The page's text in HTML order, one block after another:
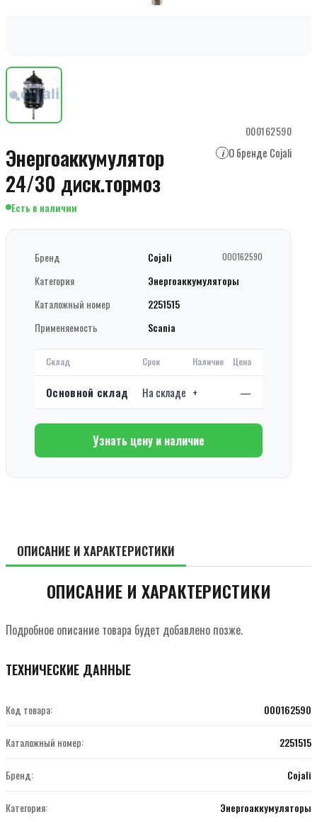
000162590
Энергоаккумулятор
24/30 диск.тормоз
i О бренде Cojali
Есть в наличии
Бренд Cojali 000162590
Категория
Энергоаккумуляторы
Каталожный номер
2251515
Применяемость
Scania
Склад Срок Наличие Цена
Основной склад На складе + —
Узнать цену и наличие
ОПИСАНИЕ И ХАРАКТЕРИСТИКИ
ОПИСАНИЕ И ХАРАКТЕРИСТИКИ
Подробное описание товара будет добавлено позже.
ТЕХНИЧЕСКИЕ ДАННЫЕ
Код товара: 000162590
Каталожный номер: 2251515
Бренд: Cojali
Категория: Энергоаккумуляторы